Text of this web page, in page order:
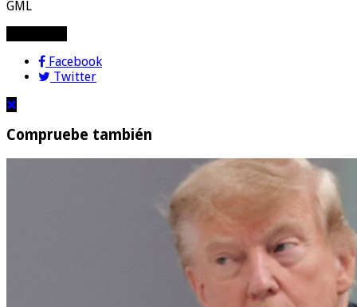
GML
Facebook
Twitter
Compruebe también